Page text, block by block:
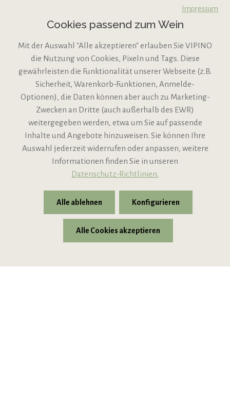
VIPINO Service
Informationen
Support
* Alle Preise inkl. gesetzl. Mehrwertsteuer zzgl.Versandkosten
Impressum
Cookies passend zum Wein
Mit der Auswahl "Alle akzeptieren" erlauben Sie VIPINO
die Nutzung von Cookies, Pixeln und Tags. Diese
gewährleisten die Funktionalität unserer Webseite (z.B.
Sicherheit, Warenkorb-Funktionen, Anmelde-
Optionen), die Daten können aber auch zu Marketing-
Zwecken an Dritte (auch außerhalb des EWR)
weitergegeben werden, etwa um Sie auf passende
Inhalte und Angebote hinzuweisen. Sie können Ihre
Auswahl jederzeit widerrufen oder anpassen, weitere
Informationen finden Sie in unseren
Datenschutz-Richtlinien.
Alle ablehnen Konfigurieren
Alle Cookies akzeptieren